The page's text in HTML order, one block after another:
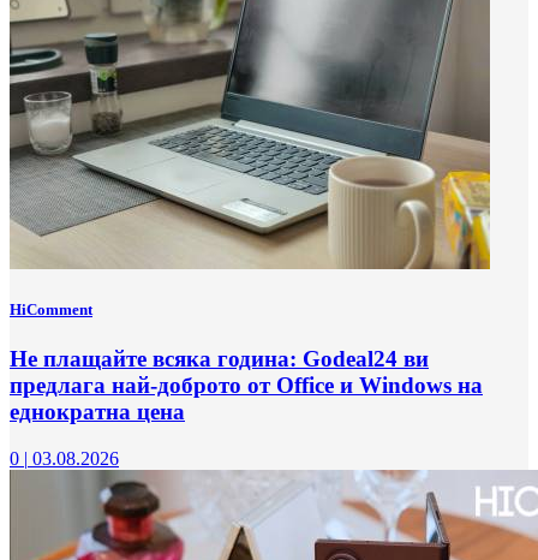
HiComment
Не плащайте всяка година: Godeal24 ви
предлага най-доброто от Office и Windows на
еднократна цена
0 | 03.08.2026